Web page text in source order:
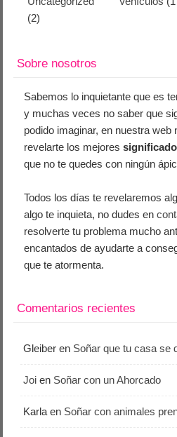
(2)
Sobre nosotros
Sabemos lo inquietante que es
y muchas veces no saber que
podido imaginar, en nuestra web
revelarte los mejores
que no te quedes con ningún
Todos los días te revelaremos
algo te inquieta, no dudes en
resolverte tu problema mucho
encantados de ayudarte a
que te atormenta.
Comentarios recientes
Gleiber en Soñar que tu casa se
Joi en Soñar con un Ahorcado
Karla en Soñar con animales